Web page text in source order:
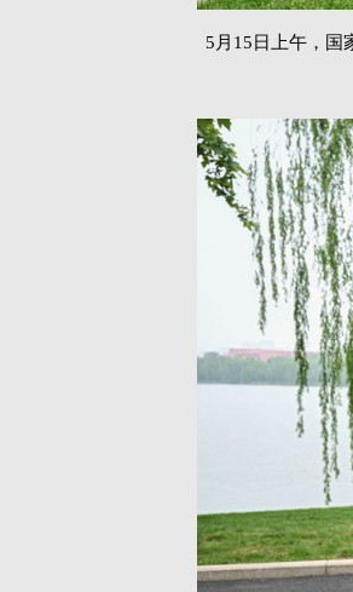
5月15日上午，国